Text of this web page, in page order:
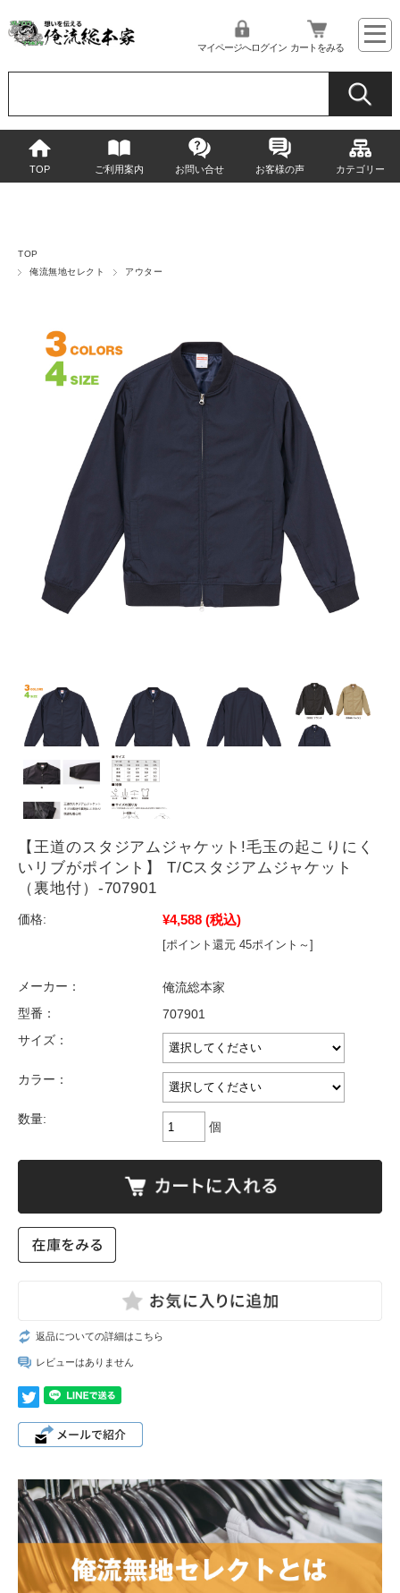
マイページへログイン カートをみる
TOP ご利用案内 お問い合せ お客様の声 カテゴリー
TOP
俺流無地セレクト
アウター
【王道のスタジアムジャケット!毛玉の起こりにく
いリブがポイント】 T/Cスタジアムジャケット
（裏地付）-707901
価格: ¥4,588 (税込)
[ポイント還元 45ポイント～]
メーカー：
俺流総本家
型番：
707901
サイズ：
カラー：
数量:
個
返品についての詳細はこちら
レビューはありません